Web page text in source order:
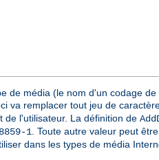
de média (le nom d'un codage
va remplacer tout jeu de
de l'utilisateur. La définition de
1. Toute autre valeur peut
dans les types de média